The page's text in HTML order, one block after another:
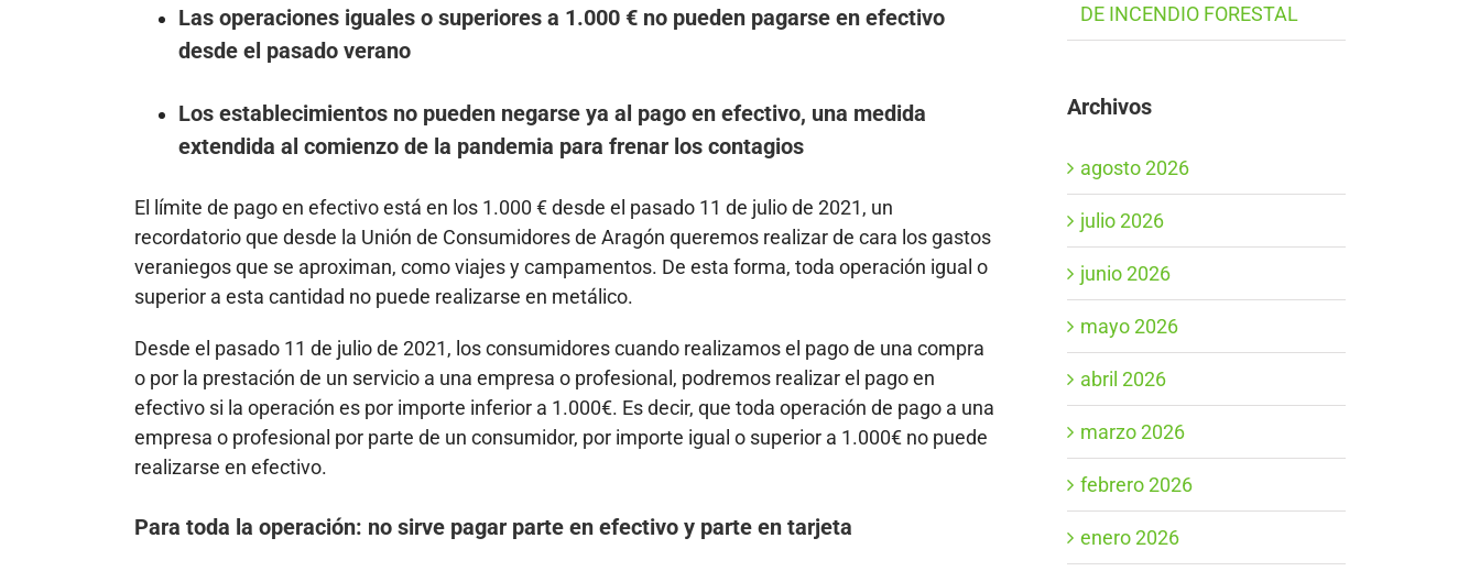
Las operaciones iguales o superiores a 1.000 € no pueden pagarse en efectivo
desde el pasado verano
Los establecimientos no pueden negarse ya al pago en efectivo, una medida
extendida al comienzo de la pandemia para frenar los contagios
El límite de pago en efectivo está en los 1.000 € desde el pasado 11 de julio de 2021, un
recordatorio que desde la Unión de Consumidores de Aragón queremos realizar de cara los gastos
veraniegos que se aproximan, como viajes y campamentos. De esta forma, toda operación igual o
superior a esta cantidad no puede realizarse en metálico.
Desde el pasado 11 de julio de 2021, los consumidores cuando realizamos el pago de una compra
o por la prestación de un servicio a una empresa o profesional, podremos realizar el pago en
efectivo si la operación es por importe inferior a 1.000€. Es decir, que toda operación de pago a una
empresa o profesional por parte de un consumidor, por importe igual o superior a 1.000€ no puede
realizarse en efectivo.
Para toda la operación: no sirve pagar parte en efectivo y parte en tarjeta
DE INCENDIO FORESTAL
Archivos
agosto 2026
julio 2026
junio 2026
mayo 2026
abril 2026
marzo 2026
febrero 2026
enero 2026